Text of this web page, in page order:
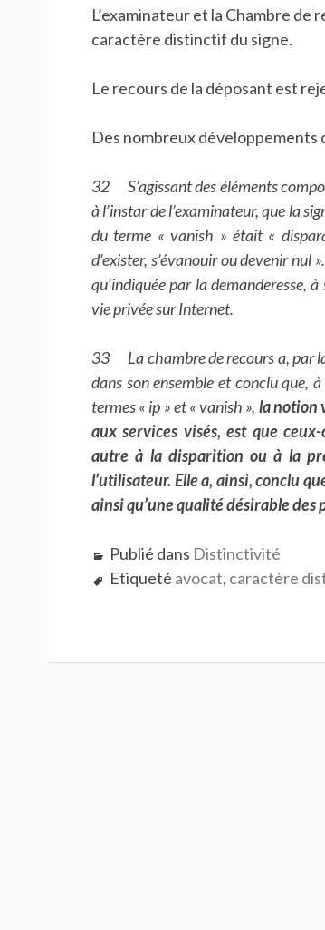
L’examinateur et la Chambre
caractère distinctif du signe.
Le recours de la déposant est
Des nombreux
32 S’agissant des éléments
à l’instar de l’examinateur, que la
du terme « vanish » était «
d’exister, s’évanouir ou devenir
qu’indiquée par la demanderesse,
vie privée sur Internet.
33 La chambre de recours a, par
dans son ensemble et conclu que,
termes « ip » et « vanish », la notion
aux services visés, est que
autre à la disparition ou à la
l’utilisateur. Elle a, ainsi, conclu
ainsi qu’une qualité désirable des
Publié dans Distinctivité
Etiqueté avocat, caractère